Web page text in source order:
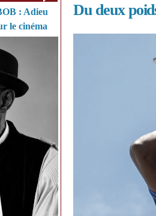
: Adieu
le cinéma
Du deux